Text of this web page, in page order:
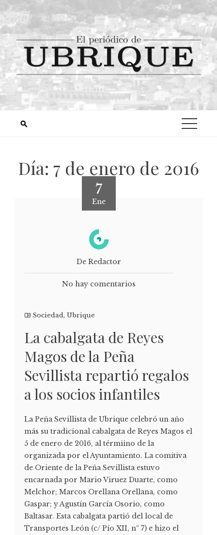
Día: 7 de enero de 2016
7
Ene
De Redactor
No hay comentarios
Sociedad, Ubrique
La cabalgata de Reyes
Magos de la Peña
Sevillista repartió regalos
a los socios infantiles
La Peña Sevillista de Ubrique celebró un año
más su tradicional cabalgata de Reyes Magos el
5 de enero de 2016, al térmiino de la
organizada por el Ayuntamiento. La comitiva
de Oriente de la Peña Sevillista estuvo
encarnada por Mario Viruez Duarte, como
Melchor; Marcos Orellana Orellana, como
Gaspar; y Agustín García Osorio, como
Baltasar. Esta cabalgata partió del local de
Transportes León (c/ Pío XII, nº 7) e hizo el